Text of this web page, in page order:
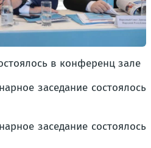
в конференц зале